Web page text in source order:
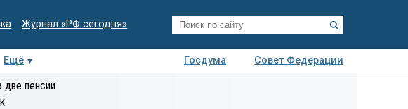
Журнал «РФ сегодня»
Ещё Госдума
Совет Федерации
Деловая
две пенсии